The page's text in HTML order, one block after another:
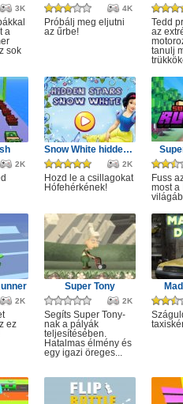
3K
a
sok
4K
Próbálj meg eljutni
az űrbe!
Tedd
az
tanulj
2K
Snow White hidden stars
2K
Hozd le a csillagokat
Hófehérkének!
Fuss
most a
2K
ez
Super Tony
2K
Segíts Super Tony-
nak a pályák
teljesítésében.
Hatalmas élmény és
egy igazi öreges...